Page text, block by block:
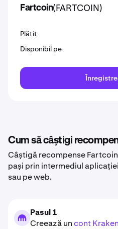
Fartcoin(FARTCOIN)
Plătit
Disponibil pe
Cum să câștigi
Câștigă recompense
pași prin intermediul
sau pe web.
Pasul 1
Creează uncont